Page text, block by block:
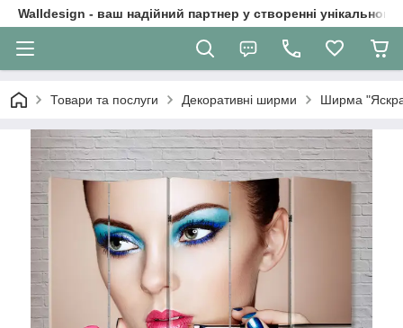
Walldesign - ваш надійний партнер у створенні унікального
Товари та послуги Декоративні ширми Ширма